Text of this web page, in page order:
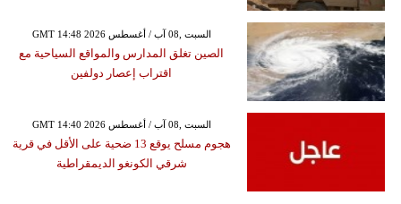
GMT 14:48 2026 السبت ,08 آب / أغسطس
الصين تغلق المدارس والمواقع السياحية مع
اقتراب إعصار دولفين
GMT 14:40 2026 السبت ,08 آب / أغسطس
هجوم مسلح يوقع 13 ضحية على الأقل في قرية
شرقي الكونغو الديمقراطية